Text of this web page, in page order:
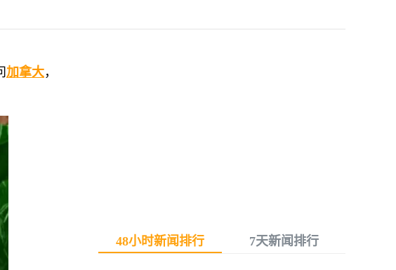
加拿大，
48小时新闻排行 7天新闻排行